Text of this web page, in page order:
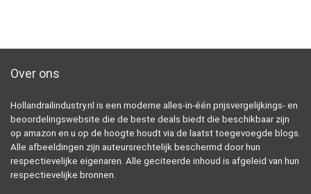
Over ons
Hollandrailindustry.nl is een moderne alles-in-één prijsvergelijkings- en
beoordelingswebsite die de beste deals biedt die beschikbaar zijn
op amazon en u op de hoogte houdt via de laatst toegevoegde blogs.
Alle afbeeldingen zijn auteursrechtelijk beschermd door hun
respectievelijke eigenaren. Alle geciteerde inhoud is afgeleid van hun
respectievelijke bronnen.